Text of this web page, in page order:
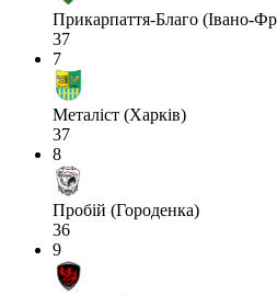
Прикарпаття-Благо (Івано-
37
7
Металіст (Харків)
37
8
Пробій (Городенка)
36
9